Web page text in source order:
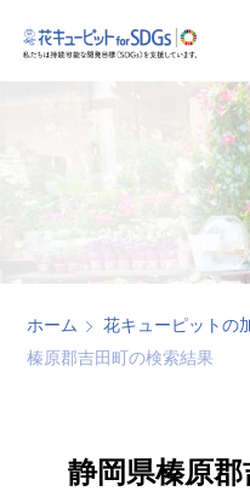
ホーム 花キューピットの
榛原郡吉田町の検索結果
静岡県榛原